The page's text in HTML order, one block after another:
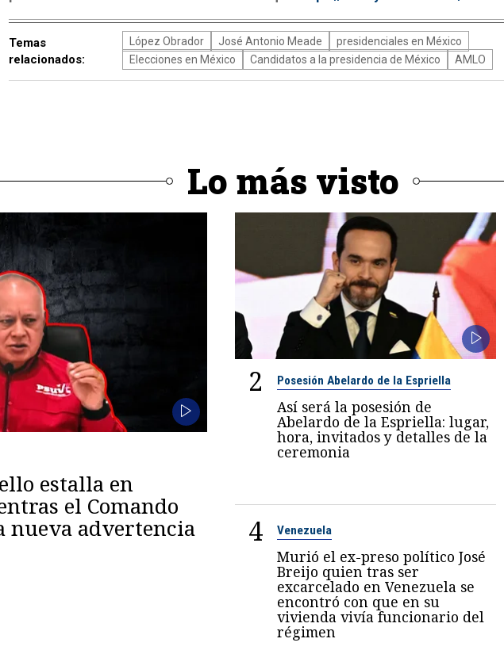
Temas
relacionados:
López Obrador José Antonio Meade
presidenciales en México
Elecciones en México
Candidatos a la presidencia de México AMLO
Lo más visto
estalla en
el Comando
nueva advertencia
2 Posesión Abelardo de la Espriella
Así será la posesión de
Abelardo de la Espriella: lugar,
hora, invitados y detalles de la
ceremonia
4 Venezuela
Murió el ex-preso político José
Breijo quien tras ser
excarcelado en Venezuela se
encontró con que en su
vivienda vivía funcionario del
régimen